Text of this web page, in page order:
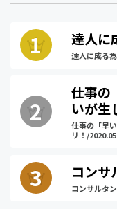
達人に
達人に成る
仕事の
いが生
仕事の「早
リ！/
コンサ
コンサルタ